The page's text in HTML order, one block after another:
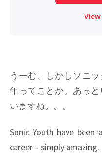
うーむ、しかしソニ
年ってことか。あっ
いますね。。。
Sonic Youth have
career – simply amazing.